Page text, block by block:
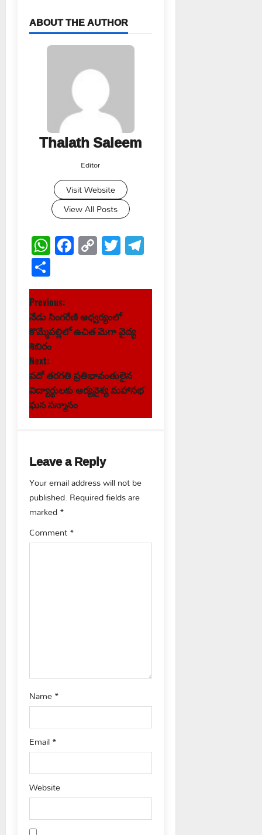
ABOUT THE AUTHOR
Thalath Saleem
Editor
Visit Website
View All Posts
WhatsApp
Facebook
Copy
Link
Twitter
Share
P
o
s
t
n
a
v
i
g
a
t
Previous:
నేడు సింగరేణి ఆధ్వర్యంలో
కొమ్మేపల్లిలో ఉచిత మెగా వైద్య
శిబిరం
Next:
పదో తరగతి ప్రతిభావంతులైన
విద్యార్థులకు ఆర్యవైశ్య మహాసభ
ఘన సన్మానం
Leave a Reply
Your email address will not be
published. Required fields are
marked*
Comment*
Name*
Email*
Website